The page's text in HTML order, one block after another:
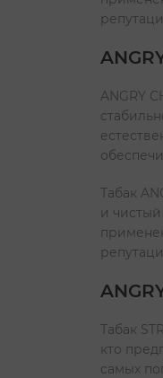
ANGRY
Табак
и
Табак
кто
самых